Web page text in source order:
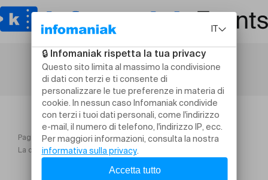
Pagina iniziale
EXPLORE DEMAIN 2025
La cuisine au cœur de la famille atelier parentsenfants